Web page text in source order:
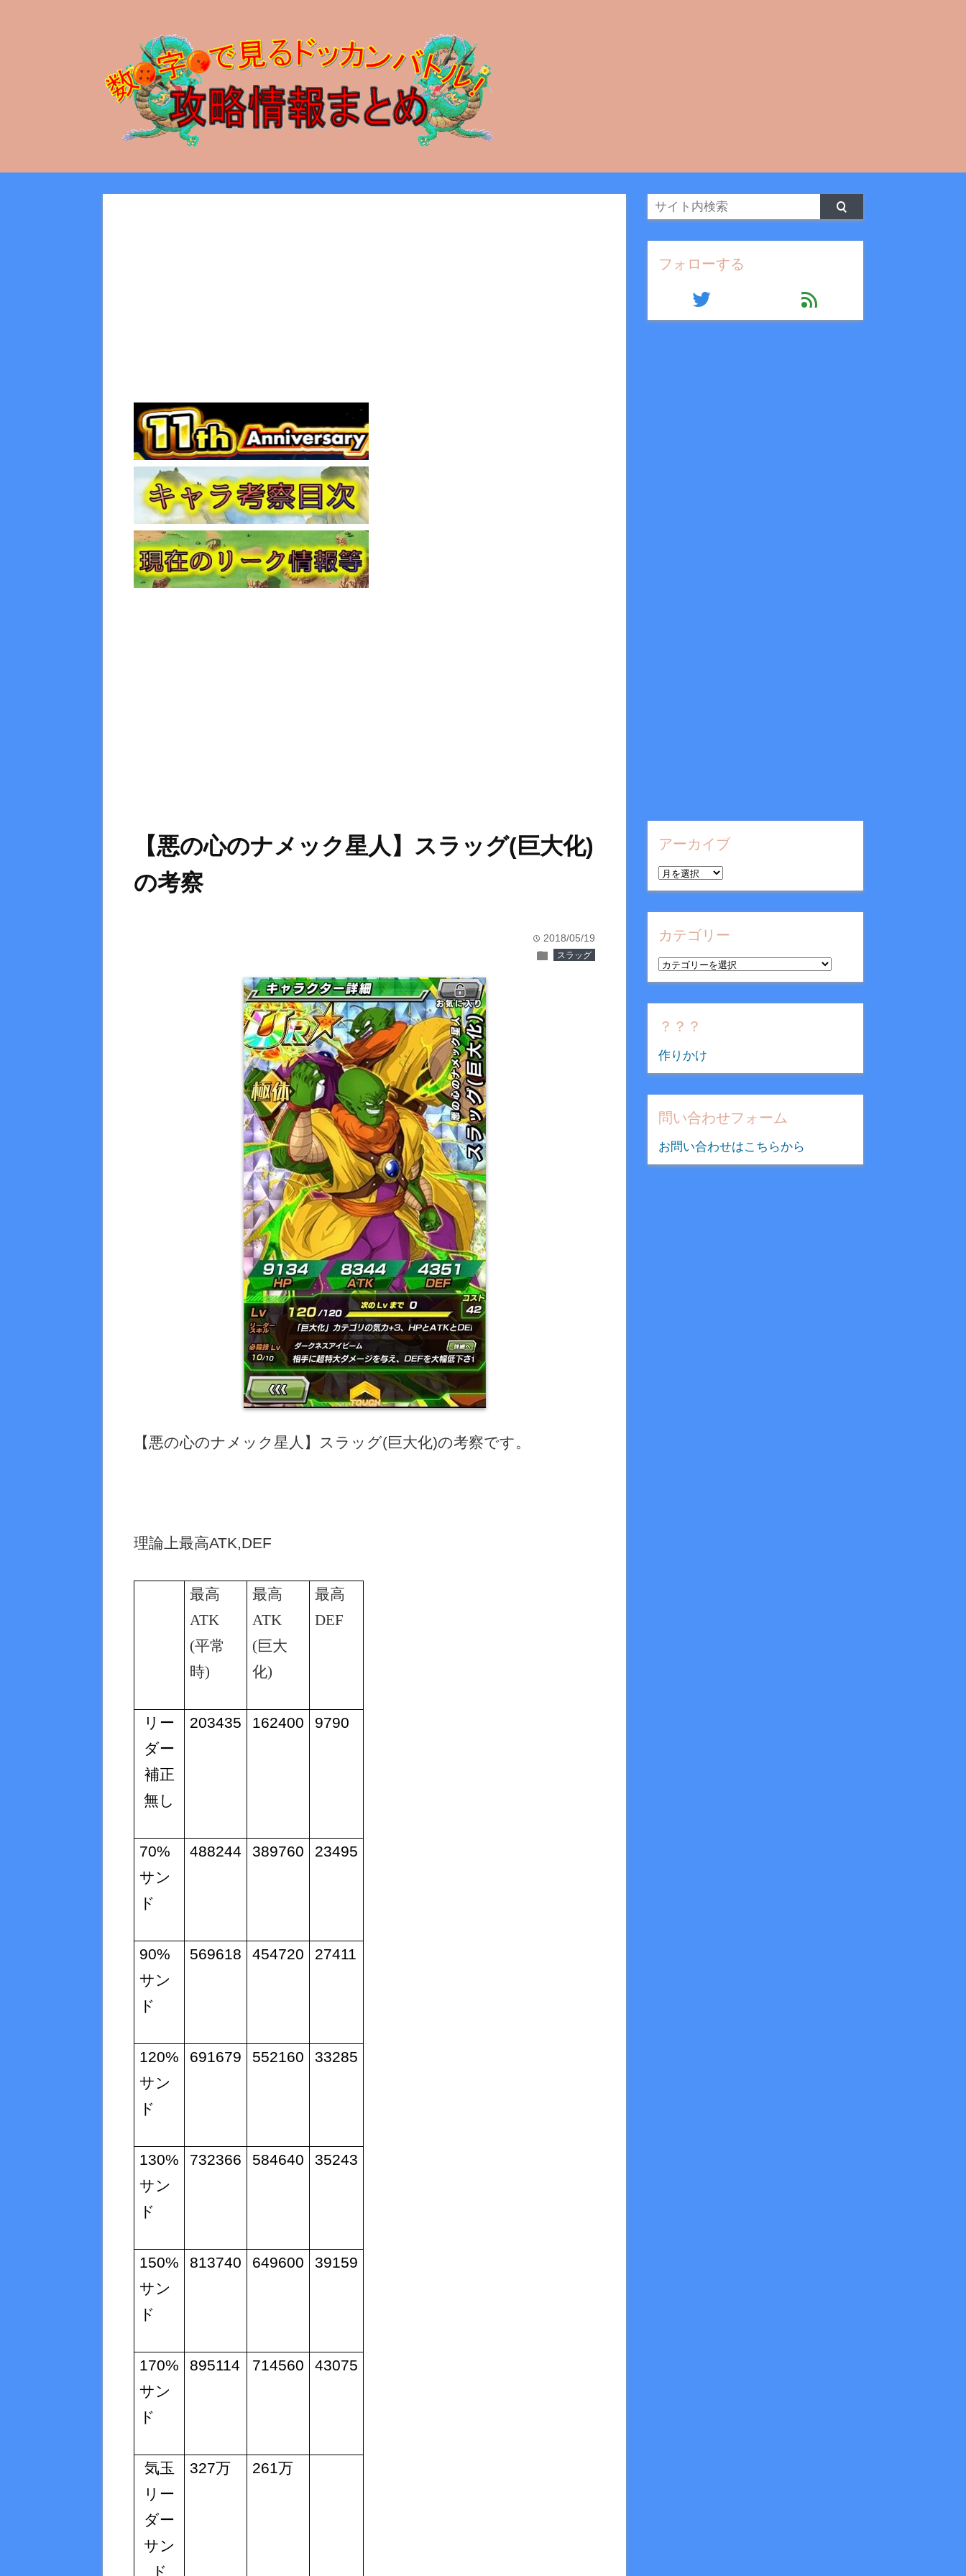
【悪の心のナメック星人】スラッグ(巨大化)
の考察
time 2018/05/19
folder スラッグ
【悪の心のナメック星人】スラッグ(巨大化)の考察です。
理論上最高ATK,DEF
最高
ATK
(平常
時)
最高
ATK
(巨大
化)
最高
DEF
リー
ダー
補正
無し
203435 162400 9790
70%
サン
ド
488244 389760 23495
90%
サン
ド
569618 454720 27411
120%
サン
ド
691679 552160 33285
130%
サン
ド
732366 584640 35243
150%
サン
ド
813740 649600 39159
170%
サン
ド
895114 714560 43075
気玉
リー
ダー
サン
ド
327万 261万
フォローする
twitter feed
アーカイブ
ア
ー
カ
イ
カテゴリー
カ
テ
ゴ
リ
？？？
作りかけ
問い合わせフォーム
お問い合わせはこちらから